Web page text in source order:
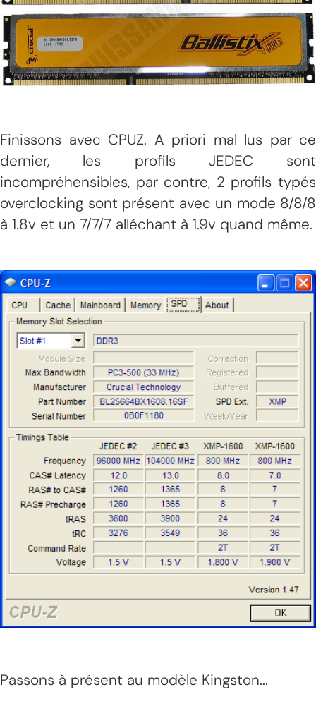
Finissons avec CPUZ. A priori mal lus par ce
dernier, les profils JEDEC sont
incompréhensibles, par contre, 2 profils typés
overclocking sont présent avec un mode 8/8/8
à 1.8v et un 7/7/7 alléchant à 1.9v quand même.
Passons à présent au modèle Kingston...